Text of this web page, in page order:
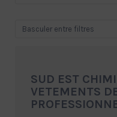
Basculer entre filtres
SUD EST
VETEMENTS